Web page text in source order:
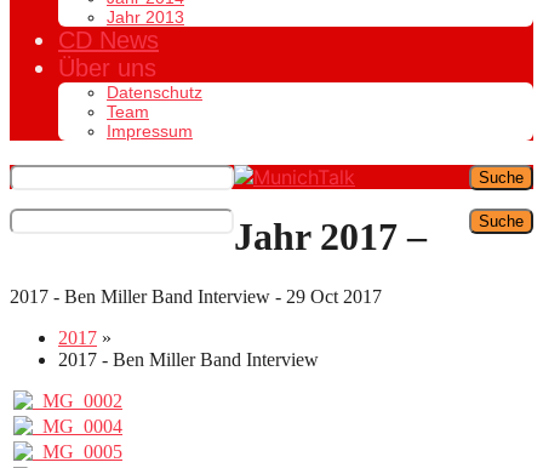
Jahr 2013
CD News
Über uns
Datenschutz
Team
Impressum
Suche
Suche
Jahr 2017 –
2017 - Ben Miller Band Interview - 29 Oct 2017
2017 »
2017 - Ben Miller Band Interview